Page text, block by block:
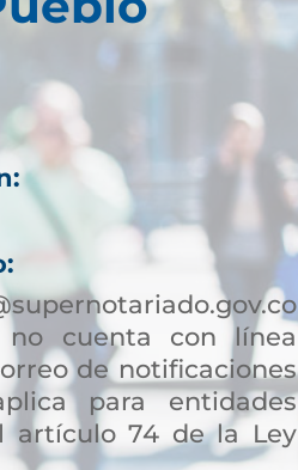
cuenta con línea
de notificaciones
para entidades
artículo 74 de la Ley